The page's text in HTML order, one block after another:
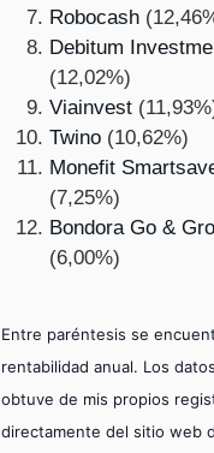
Robocash
Debitum
(12,02%)
Viainvest
Twino(10,62%)
Monefit
(7,25%)
Bondora Go &
(6,00%)
Entre paréntesis se
rentabilidad anual. Los
obtuve de mis propios
directamente del sitio web